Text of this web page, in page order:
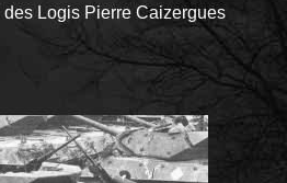
Logis Pierre Caizergues